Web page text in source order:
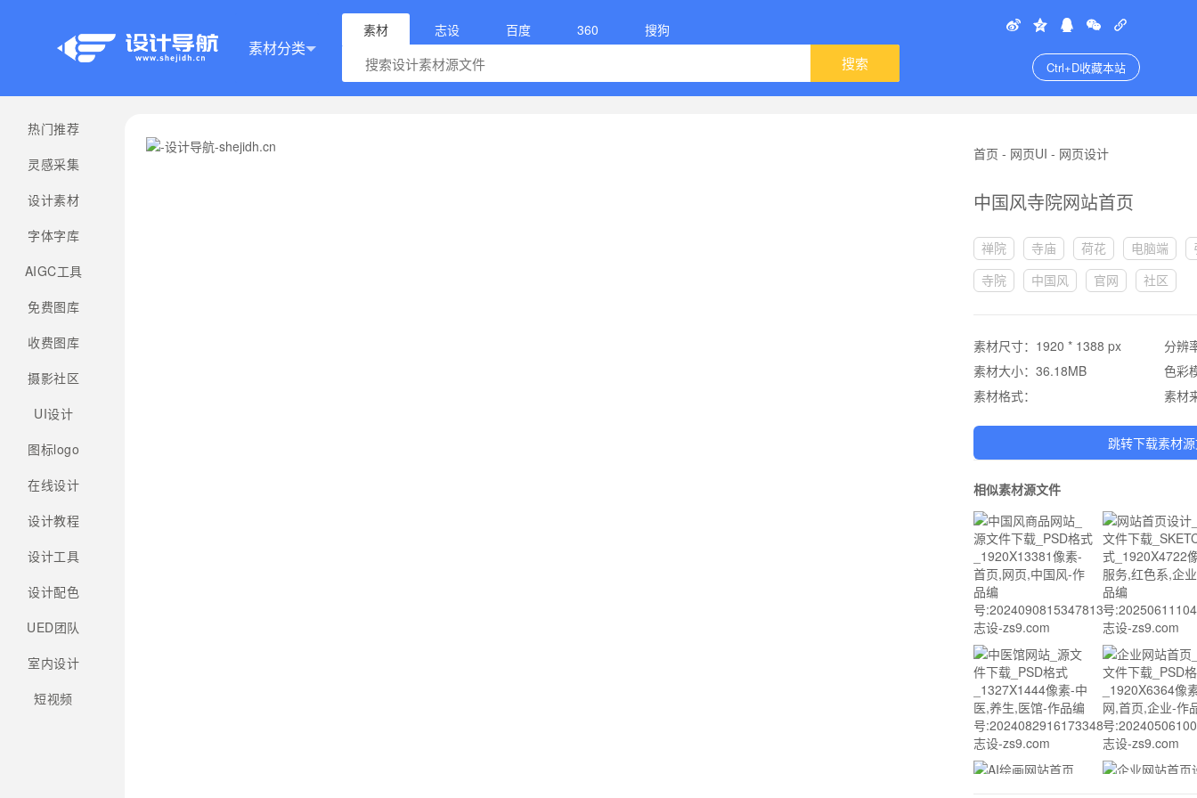
素材分类
素材 志设 百度 360 搜狗
Ctrl+D收藏本站
搜索
热门推荐
灵感采集
设计素材
字体字库
AIGC工具
免费图库
收费图库
摄影社区
UI设计
图标logo
在线设计
设计教程
设计工具
设计配色
UED团队
室内设计
短视频
首页 - 网页UI - 网页设计
中国风寺院网站首页
禅院 寺庙 荷花 电脑端
寺院
中国风 官网 社区
素材尺寸： 1920 * 1388 px
分辨
素材大小：36.18MB
色彩
素材格式：
素材
跳转下载素材
相似素材源文件